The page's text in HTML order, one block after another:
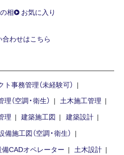
相
お気に入り
わせはこちら
ト事務管理（未経験可）
（空調・衛生）
土木施工管理
理 建築施工図
建築設計
備施工図（空調・衛生）
備CADオペレーター
土木設計